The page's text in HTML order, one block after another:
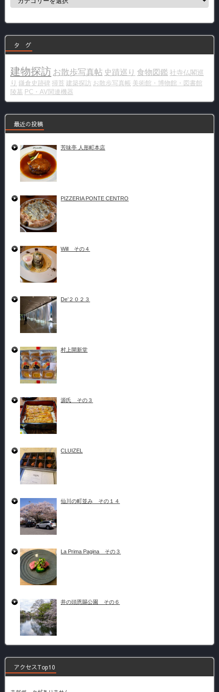
ー
タ グ
建物探訪 お散歩写真帖 史蹟巡り 食物図鑑 社寺仏閣巡
り 鎌倉史跡碑 掃苔 建築探訪 お散歩写真帳 美術館・博物館・図書館
陵墓 PC・AV関連機器
最近の投稿
芳味亭 人形町本店
PIZZERIA PONTE CENTRO
Will その４
De’２０２３
村上開新堂
源氏 その３
CLUIZEL
仙川の町並み その１４
La Prima Pagina その３
井の頭恩賜公園 その６
アクセスTop10